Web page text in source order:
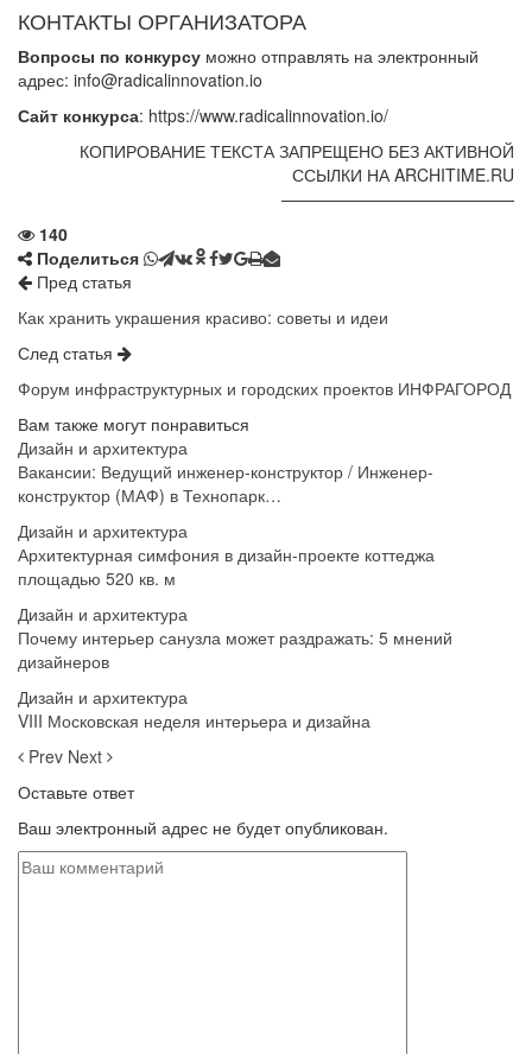
КОНТАКТЫ ОРГАНИЗАТОРА
Вопросы по конкурсу можно отправлять на электронный
адрес: info@radicalinnovation.io
Сайт конкурса: https://www.radicalinnovation.io/
КОПИРОВАНИЕ ТЕКСТА ЗАПРЕЩЕНО БЕЗ АКТИВНОЙ
ССЫЛКИ НА ARCHITIME.RU
——————————————
140
Поделиться
Пред статья
Как хранить украшения красиво: советы и идеи
След статья
Форум инфраструктурных и городских проектов ИНФРАГОРОД
Вам также могут понравиться
Дизайн и архитектура
Вакансии: Ведущий инженер-конструктор / Инженер-
конструктор (МАФ) в Технопарк…
Дизайн и архитектура
Архитектурная симфония в дизайн-проекте коттеджа
площадью 520 кв. м
Дизайн и архитектура
Почему интерьер санузла может раздражать: 5 мнений
дизайнеров
Дизайн и архитектура
VIII Московская неделя интерьера и дизайна
Prev Next
Оставьте ответ
Ваш электронный адрес не будет опубликован.